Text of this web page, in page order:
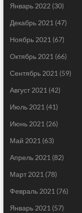
Январь 2022 (30)
Декабрь 2021 (47)
Ноябрь 2021 (67)
Октябрь 2021 (66)
Сентябрь 2021 (59)
Август 2021 (42)
Июль 2021 (41)
Июнь 2021 (26)
Май 2021 (63)
Апрель 2021 (82)
Март 2021 (78)
Февраль 2021 (76)
Январь 2021 (57)